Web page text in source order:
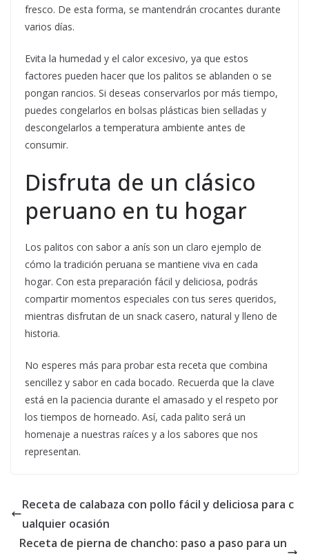
fresco. De esta forma, se mantendrán crocantes durante
varios días.
Evita la humedad y el calor excesivo, ya que estos
factores pueden hacer que los palitos se ablanden o se
pongan rancios. Si deseas conservarlos por más tiempo,
puedes congelarlos en bolsas plásticas bien selladas y
descongelarlos a temperatura ambiente antes de
consumir.
Disfruta de un clásico
peruano en tu hogar
Los palitos con sabor a anís son un claro ejemplo de
cómo la tradición peruana se mantiene viva en cada
hogar. Con esta preparación fácil y deliciosa, podrás
compartir momentos especiales con tus seres queridos,
mientras disfrutan de un snack casero, natural y lleno de
historia.
No esperes más para probar esta receta que combina
sencillez y sabor en cada bocado. Recuerda que la clave
está en la paciencia durante el amasado y el respeto por
los tiempos de horneado. Así, cada palito será un
homenaje a nuestras raíces y a los sabores que nos
representan.
Receta de calabaza con pollo fácil y deliciosa para c
ualquier ocasión
Receta de pierna de chancho: paso a paso para un